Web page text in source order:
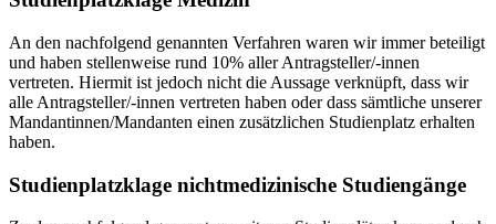
An den nachfolgend genannten Verfahren waren wir immer beteiligt
und haben stellenweise rund 10% aller Antragsteller/-innen
vertreten. Hiermit ist jedoch nicht die Aussage verknüpft, dass wir
alle Antragsteller/-innen vertreten haben oder dass sämtliche unserer
Mandantinnen/Mandanten einen zusätzlichen Studienplatz erhalten
haben.
Studienplatzklage nichtmedizinische Studiengänge